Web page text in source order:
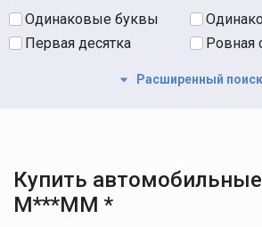
Одинаковые буквы
Первая десятка
Ровная
Расширенный поиск
Купить
М***ММ *